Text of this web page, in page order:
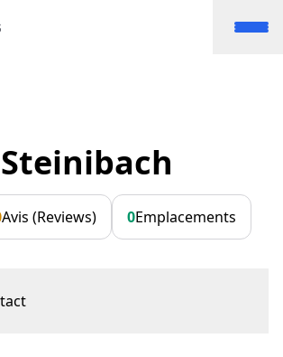
Avis (Reviews) 0Emplacements